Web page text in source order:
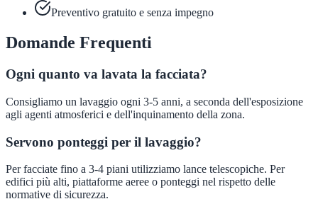
Preventivo gratuito e senza impegno
Domande Frequenti
Ogni quanto va lavata la facciata?
Consigliamo un lavaggio ogni 3-5 anni, a seconda dell'esposizione
agli agenti atmosferici e dell'inquinamento della zona.
Servono ponteggi per il lavaggio?
Per facciate fino a 3-4 piani utilizziamo lance telescopiche. Per
edifici più alti, piattaforme aeree o ponteggi nel rispetto delle
normative di sicurezza.